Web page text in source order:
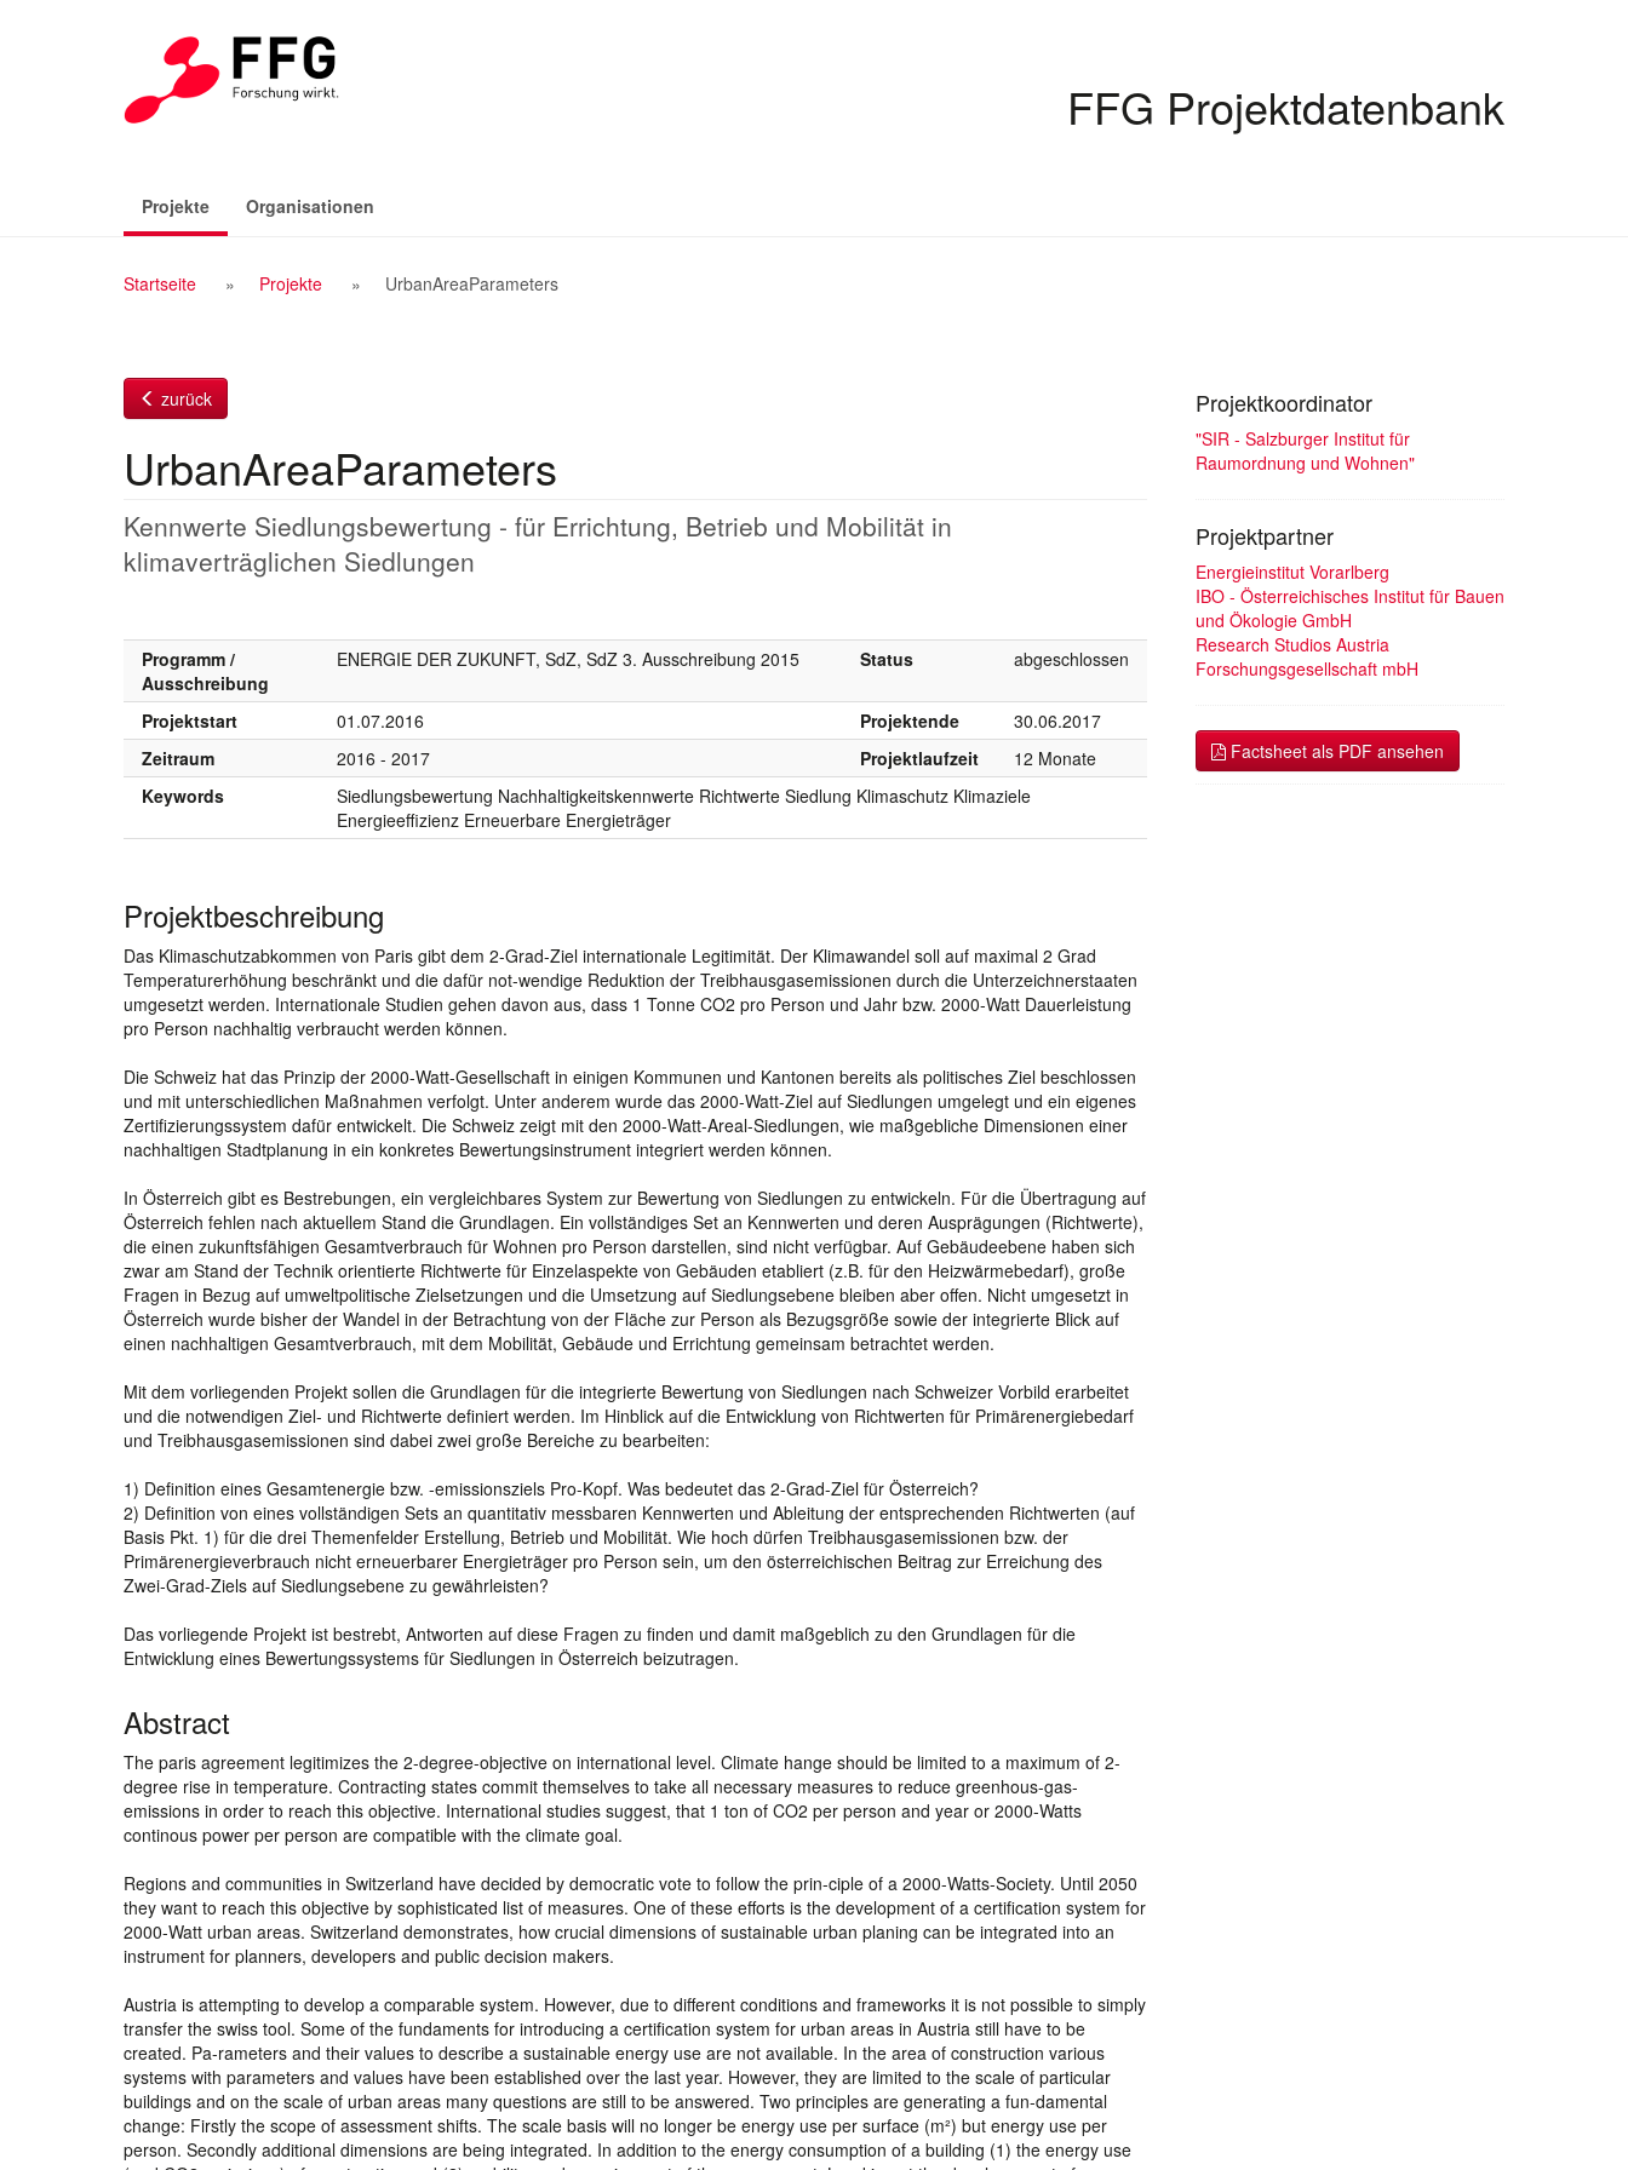
FFG Projektdatenbank
Projekte(aktiv)Organisationen
Breadcrumb
Startseite Projekte UrbanAreaParameters
zurück
UrbanAreaParameters
Kennwerte Siedlungsbewertung - für Errichtung, Betrieb und Mobilität in
klimaverträglichen Siedlungen
Programm /
Ausschreibung
ENERGIE DER ZUKUNFT, SdZ, SdZ 3. Ausschreibung 2015 Status abgeschlossen
Projektstart 01.07.2016 Projektende
30.06.2017
Zeitraum
2016 - 2017 Projektlaufzeit
12 Monate
Keywords
Siedlungsbewertung Nachhaltigkeitskennwerte Richtwerte Siedlung Klimaschutz Klimaziele
Energieeffizienz Erneuerbare Energieträger
Projektbeschreibung
Das Klimaschutzabkommen von Paris gibt dem 2-Grad-Ziel internationale Legitimität. Der Klimawandel soll auf maximal 2 Grad
Temperaturerhöhung beschränkt und die dafür not-wendige Reduktion der Treibhausgasemissionen durch die Unterzeichnerstaaten
umgesetzt werden. Internationale Studien gehen davon aus, dass 1 Tonne CO2 pro Person und Jahr bzw. 2000-Watt Dauerleistung
pro Person nachhaltig verbraucht werden können.
Die Schweiz hat das Prinzip der 2000-Watt-Gesellschaft in einigen Kommunen und Kantonen bereits als politisches Ziel beschlossen
und mit unterschiedlichen Maßnahmen verfolgt. Unter anderem wurde das 2000-Watt-Ziel auf Siedlungen umgelegt und ein eigenes
Zertifizierungssystem dafür entwickelt. Die Schweiz zeigt mit den 2000-Watt-Areal-Siedlungen, wie maßgebliche Dimensionen einer
nachhaltigen Stadtplanung in ein konkretes Bewertungsinstrument integriert werden können.
In Österreich gibt es Bestrebungen, ein vergleichbares System zur Bewertung von Siedlungen zu entwickeln. Für die Übertragung auf
Österreich fehlen nach aktuellem Stand die Grundlagen. Ein vollständiges Set an Kennwerten und deren Ausprägungen (Richtwerte),
die einen zukunftsfähigen Gesamtverbrauch für Wohnen pro Person darstellen, sind nicht verfügbar. Auf Gebäudeebene haben sich
zwar am Stand der Technik orientierte Richtwerte für Einzelaspekte von Gebäuden etabliert (z.B. für den Heizwärmebedarf), große
Fragen in Bezug auf umweltpolitische Zielsetzungen und die Umsetzung auf Siedlungsebene bleiben aber offen. Nicht umgesetzt in
Österreich wurde bisher der Wandel in der Betrachtung von der Fläche zur Person als Bezugsgröße sowie der integrierte Blick auf
einen nachhaltigen Gesamtverbrauch, mit dem Mobilität, Gebäude und Errichtung gemeinsam betrachtet werden.
Mit dem vorliegenden Projekt sollen die Grundlagen für die integrierte Bewertung von Siedlungen nach Schweizer Vorbild erarbeitet
und die notwendigen Ziel- und Richtwerte definiert werden. Im Hinblick auf die Entwicklung von Richtwerten für Primärenergiebedarf
und Treibhausgasemissionen sind dabei zwei große Bereiche zu bearbeiten:
1) Definition eines Gesamtenergie bzw. -emissionsziels Pro-Kopf. Was bedeutet das 2-Grad-Ziel für Österreich?
2) Definition von eines vollständigen Sets an quantitativ messbaren Kennwerten und Ableitung der entsprechenden Richtwerten (auf
Basis Pkt. 1) für die drei Themenfelder Erstellung, Betrieb und Mobilität. Wie hoch dürfen Treibhausgasemissionen bzw. der
Primärenergieverbrauch nicht erneuerbarer Energieträger pro Person sein, um den österreichischen Beitrag zur Erreichung des
Zwei-Grad-Ziels auf Siedlungsebene zu gewährleisten?
Das vorliegende Projekt ist bestrebt, Antworten auf diese Fragen zu finden und damit maßgeblich zu den Grundlagen für die
Entwicklung eines Bewertungssystems für Siedlungen in Österreich beizutragen.
Abstract
The paris agreement legitimizes the 2-degree-objective on international level. Climate hange should be limited to a maximum of 2-
degree rise in temperature. Contracting states commit themselves to take all necessary measures to reduce greenhous-gas-
emissions in order to reach this objective. International studies suggest, that 1 ton of CO2 per person and year or 2000-Watts
continous power per person are compatible with the climate goal.
Regions and communities in Switzerland have decided by democratic vote to follow the prin-ciple of a 2000-Watts-Society. Until 2050
they want to reach this objective by sophisticated list of measures. One of these efforts is the development of a certification system for
2000-Watt urban areas. Switzerland demonstrates, how crucial dimensions of sustainable urban planing can be integrated into an
instrument for planners, developers and public decision makers.
Austria is attempting to develop a comparable system. However, due to different conditions and frameworks it is not possible to simply
transfer the swiss tool. Some of the fundaments for introducing a certification system for urban areas in Austria still have to be
created. Pa-rameters and their values to describe a sustainable energy use are not available. In the area of construction various
systems with parameters and values have been established over the last year. However, they are limited to the scale of particular
buildings and on the scale of urban areas many questions are still to be answered. Two principles are generating a fun-damental
change: Firstly the scope of assessment shifts. The scale basis will no longer be energy use per surface (m²) but energy use per
person. Secondly additional dimensions are being integrated. In addition to the energy consumption of a building (1) the energy use
Projektkoordinator
"SIR - Salzburger Institut für
Raumordnung und Wohnen"
Projektpartner
Energieinstitut Vorarlberg
IBO - Österreichisches Institut für Bauen
und Ökologie GmbH
Research Studios Austria
Forschungsgesellschaft mbH
Factsheet als PDF ansehen